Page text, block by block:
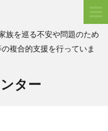
族を巡る不安や問題のため
複合的支援を行っていま
ター